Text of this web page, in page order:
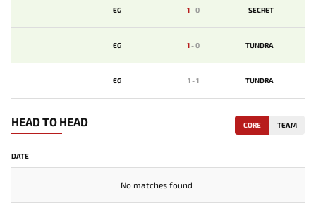
EG 1-0 SECRET
EG 1-0 TUNDRA
EG 1-1 TUNDRA
HEAD TO HEAD CORE TEAM
DATE
No matches found